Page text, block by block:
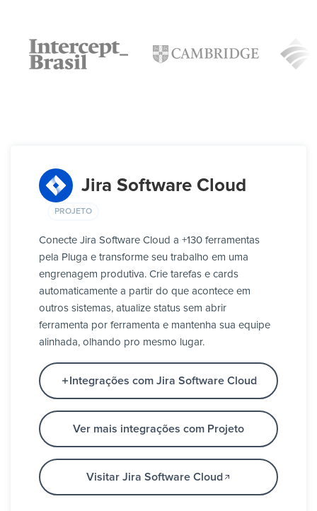
Jira Software Cloud
PROJETO
Conecte Jira Software Cloud a +130 ferramentas
pela Pluga e transforme seu trabalho em uma
engrenagem produtiva. Crie tarefas e cards
automaticamente a partir do que acontece em
outros sistemas, atualize status sem abrir
ferramenta por ferramenta e mantenha sua equipe
alinhada, olhando pro mesmo lugar.
Integrações com Jira Software Cloud
Ver mais integrações com Projeto
Visitar Jira Software Cloud